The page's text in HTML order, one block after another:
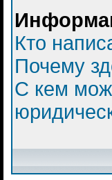
Кто
Почему
С кем